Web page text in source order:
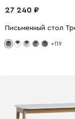
27 240
Письменный стол
+119